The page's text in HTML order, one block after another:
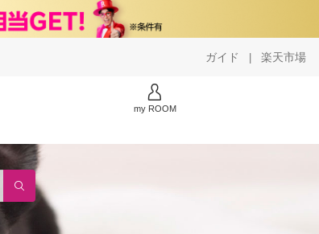
ガイド | 楽天市場
my ROOM